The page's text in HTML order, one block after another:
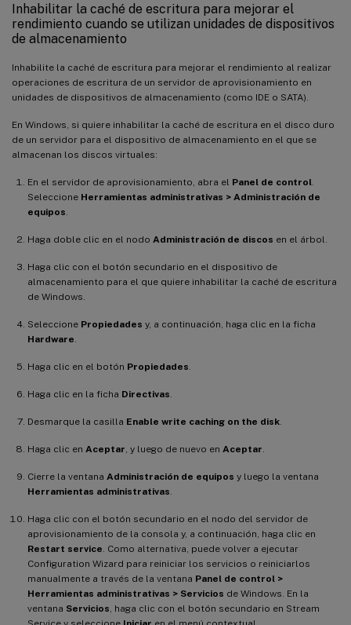
Inhabilitar la caché de escritura para mejorar el
rendimiento cuando se utilizan unidades de dispositivos
de almacenamiento
Inhabilite la caché de escritura para mejorar el rendimiento al realizar
operaciones de escritura de un servidor de aprovisionamiento en
unidades de dispositivos de almacenamiento (como IDE o SATA).
En Windows, si quiere inhabilitar la caché de escritura en el disco duro
de un servidor para el dispositivo de almacenamiento en el que se
almacenan los discos virtuales:
En el servidor de aprovisionamiento, abra el Panel de control
Seleccione Herramientas administrativas > Administración de
equipos
Haga doble clic en el nodo Administración de discos en el árbol.
Haga clic con el botón secundario en el dispositivo de
almacenamiento para el que quiere inhabilitar la caché de escritura
de Windows.
Seleccione Propiedades y, a continuación, haga clic en la ficha
Hardware
Haga clic en el botón Propiedades
Haga clic en la ficha Directivas
Desmarque la casilla Enable write caching on the disk
Haga clic en Aceptar , y luego de nuevo en Aceptar
Cierre la ventana Administración de equipos y luego la ventana
Herramientas administrativas
Haga clic con el botón secundario en el nodo del servidor de
aprovisionamiento de la consola y, a continuación, haga clic en
Restart service . Como alternativa, puede volver a ejecutar
Configuration Wizard para reiniciar los servicios o reiniciarlos
manualmente a través de la ventana Panel de control >
Herramientas administrativas > Servicios de Windows. En la
ventana Servicios , haga clic con el botón secundario en Stream